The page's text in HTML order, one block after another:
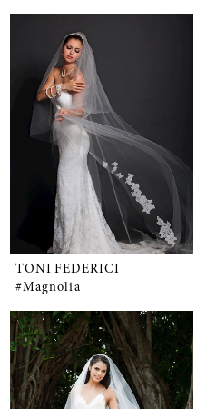
TONI FEDERICI
#Magnolia